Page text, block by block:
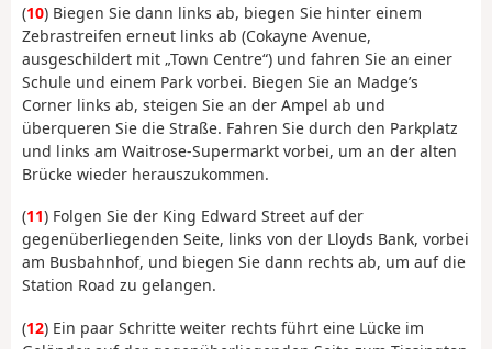
(10) Biegen Sie dann links ab, biegen Sie hinter einem
Zebrastreifen erneut links ab (Cokayne Avenue,
ausgeschildert mit „Town Centre“) und fahren Sie an einer
Schule und einem Park vorbei. Biegen Sie an Madge’s
Corner links ab, steigen Sie an der Ampel ab und
überqueren Sie die Straße. Fahren Sie durch den Parkplatz
und links am Waitrose-Supermarkt vorbei, um an der alten
Brücke wieder herauszukommen.
(11) Folgen Sie der King Edward Street auf der
gegenüberliegenden Seite, links von der Lloyds Bank, vorbei
am Busbahnhof, und biegen Sie dann rechts ab, um auf die
Station Road zu gelangen.
(12) Ein paar Schritte weiter rechts führt eine Lücke im